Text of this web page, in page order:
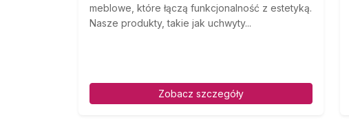
meblowe, które łączą funkcjonalność z estetyką.
Nasze produkty, takie jak uchwyty...
Zobacz szczegóły